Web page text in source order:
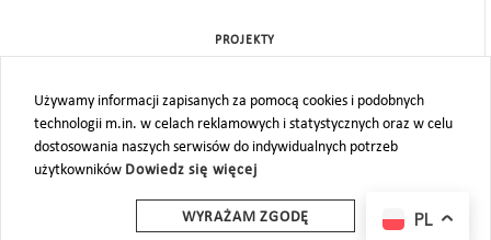
Używamy informacji zapisanych za pomocą cookies i podobnych
technologii m.in. w celach reklamowych i statystycznych oraz w celu
dostosowania naszych serwisów do indywidualnych potrzeb
użytkowników Dowiedz się więcej
WYRAŻAM ZGODĘ
PROJEKTY
MAPA STRONY
PL